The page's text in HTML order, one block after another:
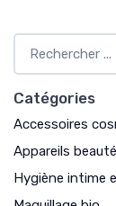
Catégories
Accessoires
Appareils
Hygiène intime